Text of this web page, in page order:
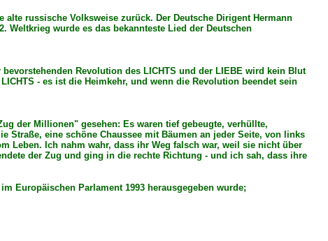
russische Volksweise zurück. Der Deutsche Dirigent Hermann
Weltkrieg wurde es das bekannteste Lied der Deutschen
Revolution des LICHTS und der LIEBE wird kein Blut
- es ist die Heimkehr, und wenn die Revolution beendet sein
der Millionen" gesehen: Es waren tief gebeugte, verhüllte,
Straße, eine schöne Chaussee mit Bäumen an jeder Seite, von links
Leben. Ich nahm wahr, dass ihr Weg falsch war, weil sie nicht über
der Zug und ging in die rechte Richtung - und ich sah, dass ihre
Europäischen Parlament 1993 herausgegeben wurde;